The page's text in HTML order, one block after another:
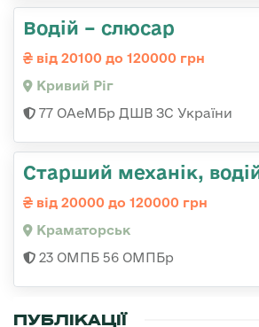
Водій – слюсар
від 20100 до 120000 грн
Кривий Ріг
77 ОАеМБр ДШВ ЗС України
Старший механік,
від 20000 до 120000 грн
Краматорськ
23 ОМПБ 56 ОМПБр
ПУБЛІКАЦІЇ